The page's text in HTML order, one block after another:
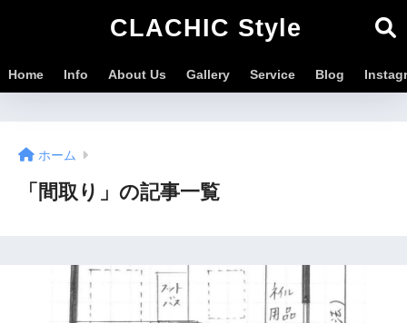
CLACHIC Style
Home Info About Us Gallery Service Blog
ホーム
「間取り」の記事一覧